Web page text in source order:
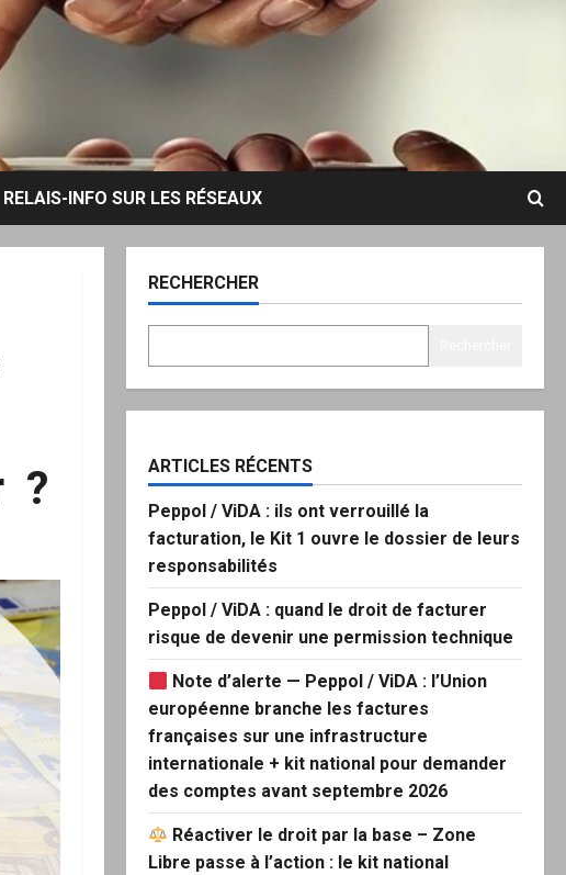
RELAIS-INFO SUR LES RÉSEAUX
?
RECHERCHER
ARTICLES RÉCENTS
Peppol / ViDA : ils ont verrouillé la
facturation, le Kit 1 ouvre le dossier de leurs
responsabilités
Peppol / ViDA : quand le droit de facturer
risque de devenir une permission technique
Note d’alerte — Peppol / ViDA : l’Union
européenne branche les factures
françaises sur une infrastructure
internationale + kit national pour demander
des comptes avant septembre 2026
Réactiver le droit par la base – Zone
Libre passe à l’action : le kit national